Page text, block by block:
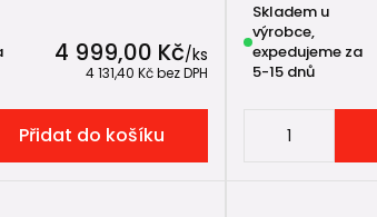
4 999,00 Kč/ks
4 131,40 Kčbez DPH
Přidat do košíku
Skladem u
výrobce,
expedujeme za
5-15 dnů